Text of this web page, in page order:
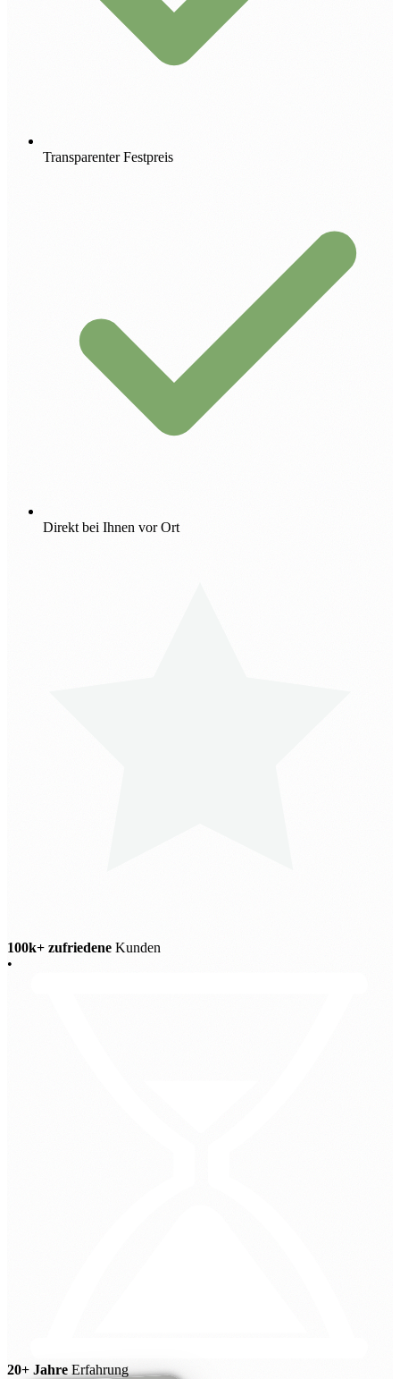
Transparenter Festpreis
Direkt bei Ihnen vor Ort
100k+ zufriedene Kunden
•
20+ Jahre Erfahrung